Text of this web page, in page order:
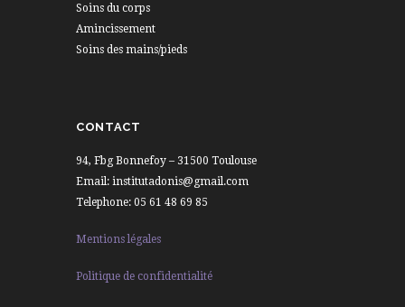
Soins du corps
Amincissement
Soins des mains/pieds
CONTACT
94, Fbg Bonnefoy – 31500 Toulouse
Email: institutadonis@gmail.com
Telephone: 05 61 48 69 85
Mentions légales
Politique de confidentialité